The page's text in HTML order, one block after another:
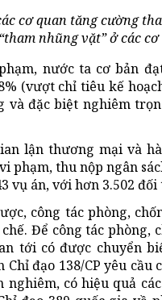
cơ quan tăng cường
nhũng vặt” ở các
nước ta cơ bản
(vượt chỉ tiêu kế
và đặc biệt nghiêm
lận thương mại và
phạm, thu nộp ngân
vụ án, với hơn 3.502
công tác phòng,
Để công tác
tới có được chuyển
đạo 138/CP yêu
có hiệu quả